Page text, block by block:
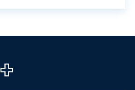
company/swiss-national-
@swissnationalbank